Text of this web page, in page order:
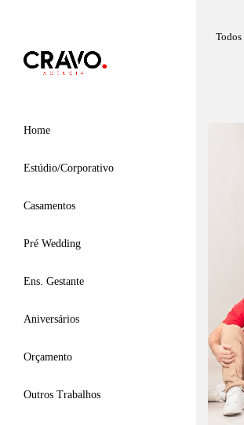
Home
Estúdio/Corporativo
Casamentos
Pré Wedding
Ens. Gestante
Aniversários
Orçamento
Outros Trabalhos
Todos